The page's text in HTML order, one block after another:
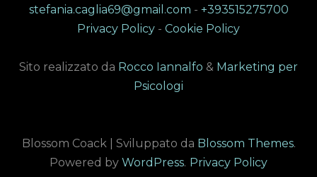
stefania.caglia69@gmail.com - +393515275700
Privacy Policy - Cookie Policy
Sito realizzato da Rocco Iannalfo & Marketing per
Psicologi
Blossom Coack | Sviluppato da Blossom Themes.
Powered by WordPress. Privacy Policy